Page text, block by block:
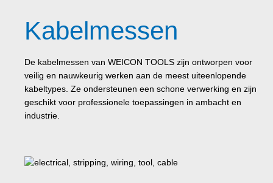
Kabelmessen
De kabelmessen van WEICON TOOLS zijn ontworpen voor
veilig en nauwkeurig werken aan de meest uiteenlopende
kabeltypes. Ze ondersteunen een schone verwerking en zijn
geschikt voor professionele toepassingen in ambacht en
industrie.